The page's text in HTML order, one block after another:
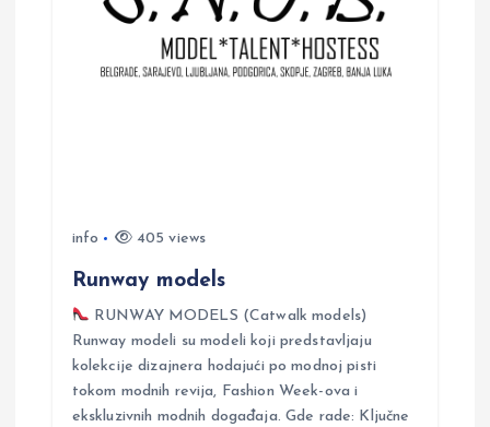
info 405 views
Runway models
RUNWAY MODELS (Catwalk models)
Runway modeli su modeli koji predstavljaju
kolekcije dizajnera hodajući po modnoj pisti
tokom modnih revija, Fashion Week-ova i
ekskluzivnih modnih događaja. Gde rade: Ključne